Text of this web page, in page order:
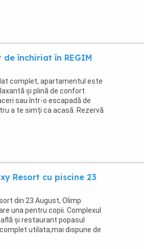
de închiriat în REGIM
complet, apartamentul este
și plină de confort.
sau într-o escapadă de
a te simți ca acasă. Rezervă
Resort cu piscine 23
din 23 August, Olimp
una pentru copii. Complexul
și restaurant popasul
utilata,mai dispune de